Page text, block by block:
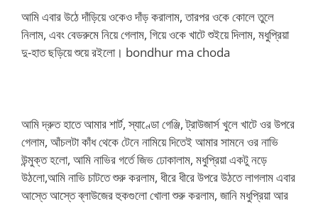
আমি এবার উঠে দাঁড়িয়ে ওকেও দাঁড় করালাম, তারপর ওকে কোলে তুলে
নিলাম, এবং বেডরুমে নিয়ে গেলাম, গিয়ে ওকে খাটে শুইয়ে দিলাম, মধুপ্রিয়া
দু-হাত ছড়িয়ে শুয়ে র‌ইলো। bondhur ma choda
আমি দ্রুত হাতে আমার শার্ট, স্যাণ্ডো গেঞ্জি, ট্রাউজার্স খুলে খাটে ওর উপরে
গেলাম, আঁচলটা কাঁধ থেকে টেনে নামিয়ে দিতেই আমার সামনে ওর নাভি
উন্মুক্ত হলো, আমি নাভির গর্তে জিভ ঢোকালাম, মধুপ্রিয়া একটু নড়ে
উঠলো,আমি নাভি চাটতে শুরু করলাম, ধীরে ধীরে উপরে উঠতে লাগলাম এবার
আস্তে আস্তে ব্লাউজের হুকগুলো খোলা শুরু করলাম, জানি মধুপ্রিয়া আর